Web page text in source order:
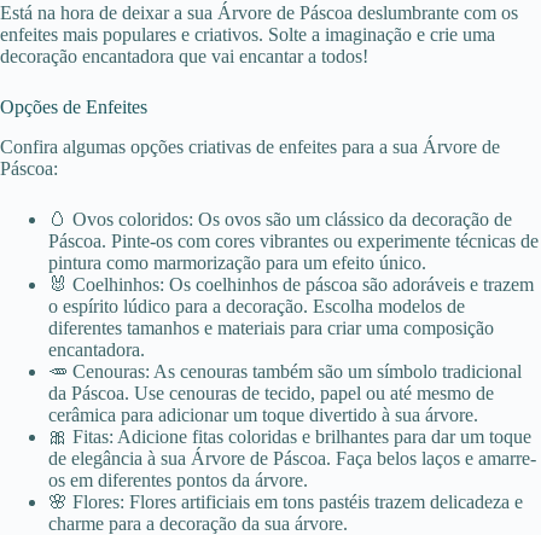
Está na hora de deixar a sua Árvore de Páscoa deslumbrante com os
enfeites mais populares e criativos. Solte a imaginação e crie uma
decoração encantadora que vai encantar a todos!
Opções de Enfeites
Confira algumas opções criativas de enfeites para a sua Árvore de
Páscoa:
🥚 Ovos coloridos: Os ovos são um clássico da decoração de
Páscoa. Pinte-os com cores vibrantes ou experimente técnicas de
pintura como marmorização para um efeito único.
🐰 Coelhinhos: Os coelhinhos de páscoa são adoráveis e trazem
o espírito lúdico para a decoração. Escolha modelos de
diferentes tamanhos e materiais para criar uma composição
encantadora.
🥕 Cenouras: As cenouras também são um símbolo tradicional
da Páscoa. Use cenouras de tecido, papel ou até mesmo de
cerâmica para adicionar um toque divertido à sua árvore.
🎀 Fitas: Adicione fitas coloridas e brilhantes para dar um toque
de elegância à sua Árvore de Páscoa. Faça belos laços e amarre-
os em diferentes pontos da árvore.
🌸 Flores: Flores artificiais em tons pastéis trazem delicadeza e
charme para a decoração da sua árvore.